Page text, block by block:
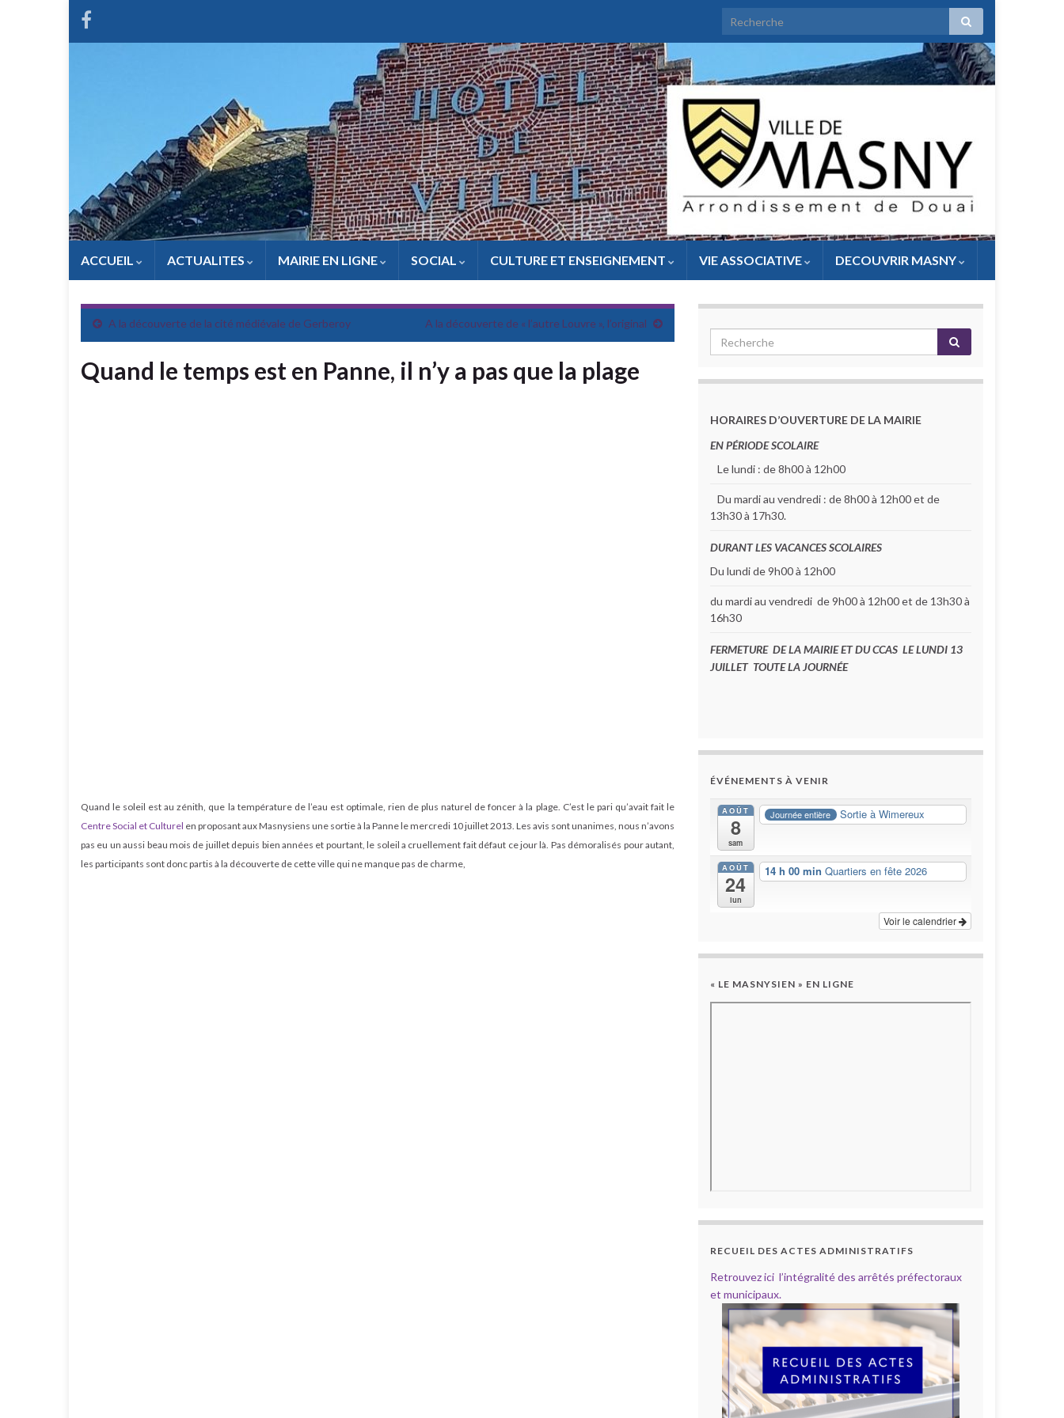
ACCUEIL ACTUALITES MAIRIE EN LIGNE SOCIAL CULTURE ET ENSEIGNEMENT VIE ASSOCIATIVE DECOUVRIR MASNY
A la découverte de la cité médiévale de Gerberoy A la découverte de « l’autre Louvre », l’original
Quand le temps est en Panne, il n’y a pas que la plage
Quand le soleil est au zénith, que la température de l’eau est optimale, rien de plus naturel de foncer à la plage. C’est le pari qu’avait fait le
Centre Social et Culturel en proposant aux Masnysiens une sortie à la Panne le mercredi 10 juillet 2013. Les avis sont unanimes, nous n’avons
pas eu un aussi beau mois de juillet depuis bien années et pourtant, le soleil a cruellement fait défaut ce jour là. Pas démoralisés pour autant,
les participants sont donc partis à la découverte de cette ville qui ne manque pas de charme,
HORAIRES D’OUVERTURE DE LA MAIRIE
EN PÉRIODE SCOLAIRE
Le lundi : de 8h00 à 12h00
Du mardi au vendredi : de 8h00 à 12h00 et de
13h30 à 17h30.
DURANT LES VACANCES SCOLAIRES
Du lundi de 9h00 à 12h00
du mardi au vendredi de 9h00 à 12h00 et de 13h30 à
16h30
FERMETURE DE LA MAIRIE ET DU CCAS LE LUNDI 13
JUILLET TOUTE LA JOURNÉE
ÉVÉNEMENTS À VENIR
AOÛT
8
sam
Journée entière Sortie à Wimereux
AOÛT
24
lun
14 h 00 min Quartiers en fête 2026
Voir le calendrier
« LE MASNYSIEN » EN LIGNE
RECUEIL DES ACTES ADMINISTRATIFS
Retrouvez ici l’intégralité des arrêtés préfectoraux
et municipaux.